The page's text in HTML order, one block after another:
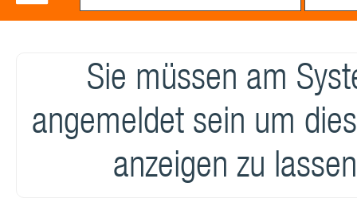
Sie müssen am
angemeldet sein um
anzeigen zu